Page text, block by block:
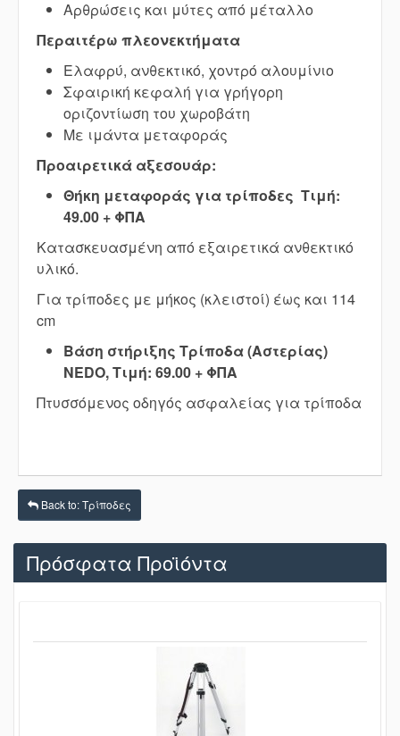
Αρθρώσεις και μύτες από μέταλλο
Περαιτέρω πλεονεκτήματα
Ελαφρύ, ανθεκτικό, χοντρό αλουμίνιο
Σφαιρική κεφαλή για γρήγορη
οριζοντίωση του χωροβάτη
Με ιμάντα μεταφοράς
Προαιρετικά αξεσουάρ:
Θήκη μεταφοράς για τρίποδες Τιμή:
49.00 + ΦΠΑ
Κατασκευασμένη από εξαιρετικά ανθεκτικό
υλικό.
Για τρίποδες με μήκος (κλειστοί) έως και 114
cm
Βάση στήριξης Τρίποδα (Αστερίας)
NEDO,Τιμή: 69.00 + ΦΠΑ
Πτυσσόμενος οδηγός ασφαλείας για τρίποδα
Back to: Τρίποδες
Πρόσφατα Προϊόντα